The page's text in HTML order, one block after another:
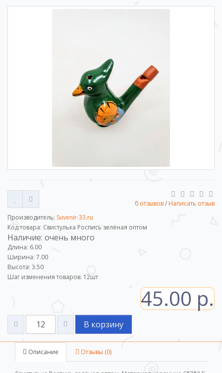
0 отзывов/ Написать отзыв
Производитель: Suvenir-33.ru
Код товара: Свистулька Роспись зелёная оптом
Наличие: очень много
Длина: 6.00
Ширина: 7.00
Высота: 3.50
Шаг изменения товаров: 12шт
45.00 р.
В корзину
Описание Отзывы (0)